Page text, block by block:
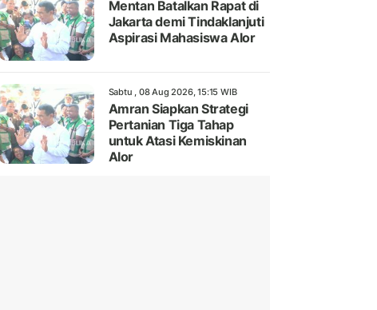
Mentan Batalkan Rapat di
Jakarta demi Tindaklanjuti
Aspirasi Mahasiswa Alor
Sabtu , 08 Aug 2026, 15:15 WIB
Amran Siapkan Strategi
Pertanian Tiga Tahap
untuk Atasi Kemiskinan
Alor